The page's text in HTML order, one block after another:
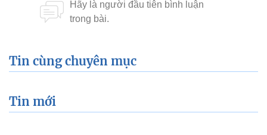
Tin cùng chuyên mục
Tin mới